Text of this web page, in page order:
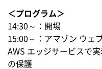
＜プログラム＞
14:30～：開場
15:00～：アマゾン ウェ
AWS エッジサービスで
の保護